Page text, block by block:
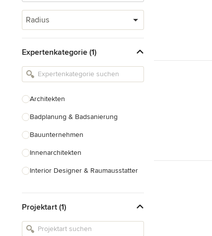
Radius
Expertenkategorie (1)
Architekten
Badplanung & Badsanierung
Bauunternehmen
Innenarchitekten
Interior Designer & Raumausstatter
Landschaftsarchitekten
Armaturen & Sanitärbedarf
Projektart (1)